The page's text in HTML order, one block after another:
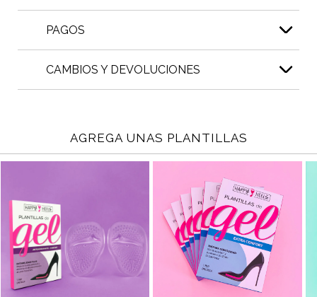
PAGOS
CAMBIOS Y DEVOLUCIONES
AGREGA UNAS PLANTILLAS